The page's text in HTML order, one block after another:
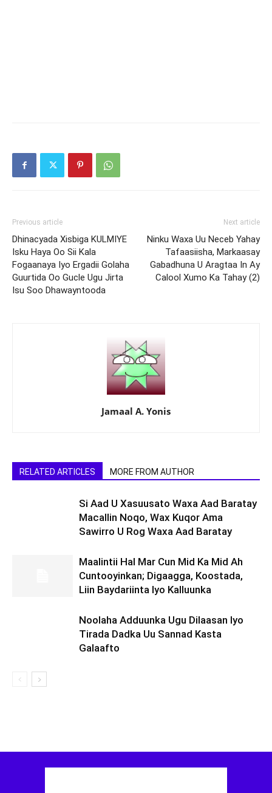
Previous article
Dhinacyada Xisbiga KULMIYE
Isku Haya Oo Sii Kala
Fogaanaya Iyo Ergadii Golaha
Guurtida Oo Gucle Ugu Jirta
Isu Soo Dhawayntooda
Next article
Ninku Waxa Uu Neceb Yahay
Tafaasiisha, Markaasay
Gabadhuna U Aragtaa In Ay
Calool Xumo Ka Tahay (2)
Jamaal A. Yonis
RELATED ARTICLES MORE FROM AUTHOR
Si Aad U Xasuusato Waxa Aad Baratay
Macallin Noqo, Wax Kuqor Ama
Sawirro U Rog Waxa Aad Baratay
Maalintii Hal Mar Cun Mid Ka Mid Ah
Cuntooyinkan; Digaagga, Koostada,
Liin Baydariinta Iyo Kalluunka
Noolaha Adduunka Ugu Dilaasan Iyo
Tirada Dadka Uu Sannad Kasta
Galaafto